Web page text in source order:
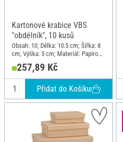
Kartonové krabice VBS
"obdélník", 10 kusů
Obsah: 10; Délka: 10.5 cm; Šířka: 8
cm; Výška: 5 cm; Materiál: Papírová
257,89 Kč
Přidat do Košíku